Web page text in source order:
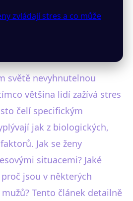
zvládají stres a co může
světě nevyhnutelnou
většina lidí zažívá stres
čelí specifickým
jak z biologických,
Jak se ženy
situacemi? Jaké
jsou v některých
Tento článek detailně